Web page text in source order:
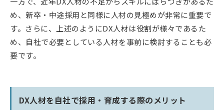
め、新卒・中途採用と同様に人材の見極めが非常に重要で
す。さらに、上述のようにDX人材は役割が様々であるた
め、自社で必要としている人材を事前に検討することも必
要です。
DX人材を自社で採用・育成する際のメリット